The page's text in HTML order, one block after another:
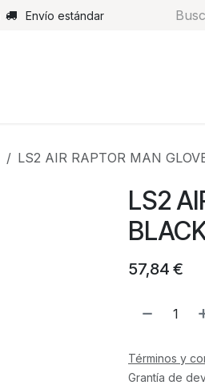
Envío estándar
LS2 AIR RAPTOR MAN
LS2
57,84 €
Términos y
Grantía de